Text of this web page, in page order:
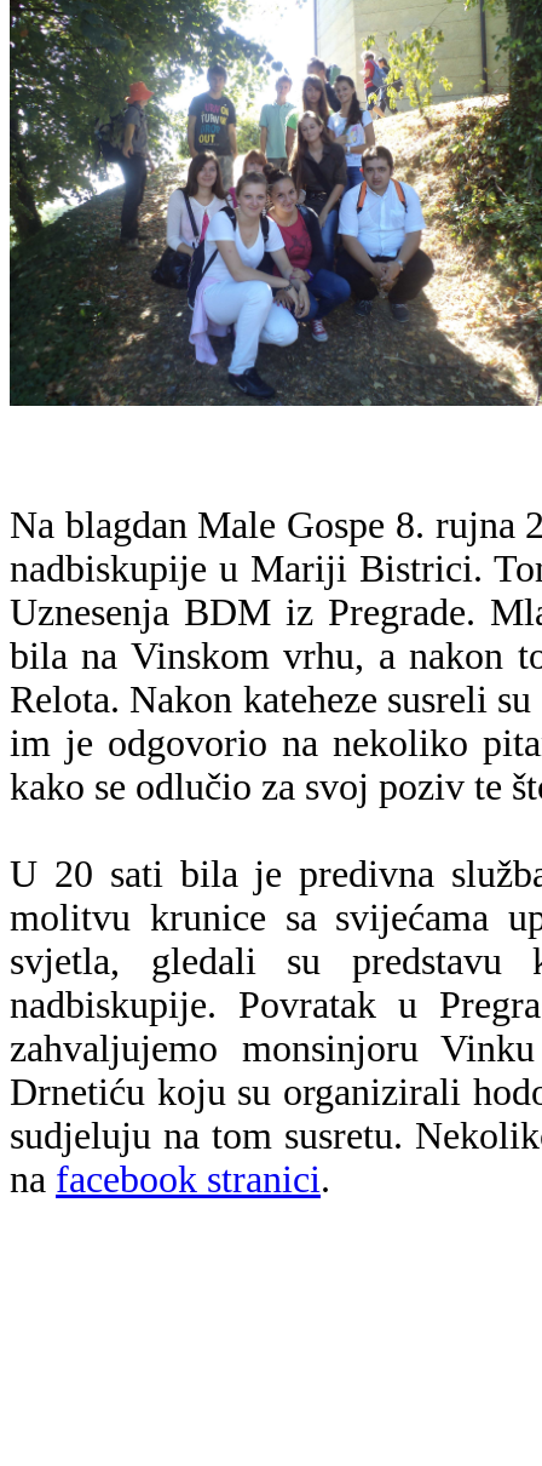
Na blagdan Male Gospe 8. rujna
nadbiskupije u Mariji Bistrici.
Uznesenja BDM iz Pregrade.
bila na Vinskom vrhu, a nakon
Relota. Nakon kateheze susreli
im je odgovorio na nekoliko
kako se odlučio za svoj poziv te
U 20 sati bila je predivna
molitvu krunice sa svijećama
svjetla, gledali su predstavu
nadbiskupije. Povratak u
zahvaljujemo monsinjoru
Drnetiću koju su organizirali
sudjeluju na tom susretu.
na facebook stranici.